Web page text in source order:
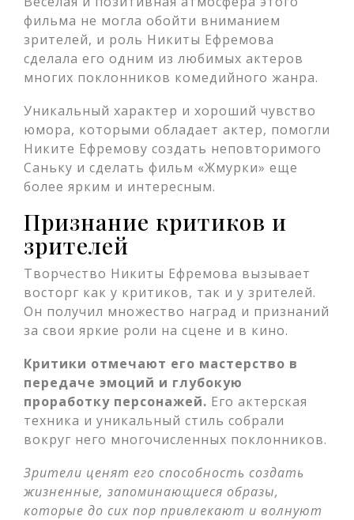
фильма не могла обойти вниманием
зрителей, и роль Никиты Ефремова
сделала его одним из любимых актеров
многих поклонников комедийного жанра.
Уникальный характер и хороший чувство
юмора, которыми обладает актер, помогли
Никите Ефремову создать неповторимого
Саньку и сделать фильм «Жмурки» еще
более ярким и интересным.
Признание критиков и
зрителей
Творчество Никиты Ефремова вызывает
восторг как у критиков, так и у зрителей.
Он получил множество наград и признаний
за свои яркие роли на сцене и в кино.
Критики отмечают его мастерство в
передаче эмоций и глубокую
проработку персонажей. Его актерская
техника и уникальный стиль собрали
вокруг него многочисленных поклонников.
Зрители ценят его способность создать
жизненные, запоминающиеся образы,
которые до сих пор привлекают и волнуют